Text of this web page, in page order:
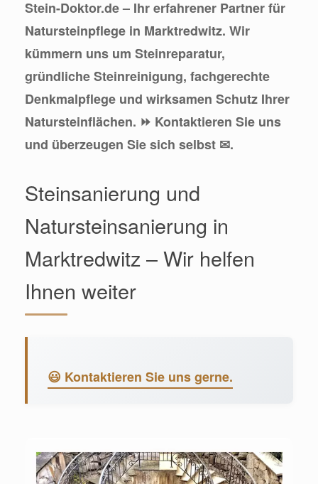
Stein-Doktor.de – Ihr erfahrener Partner für
Natursteinpflege in Marktredwitz. Wir
kümmern uns um Steinreparatur,
gründliche Steinreinigung, fachgerechte
Denkmalpflege und wirksamen Schutz Ihrer
Natursteinflächen. ⏩ Kontaktieren Sie uns
und überzeugen Sie sich selbst ✉.
Steinsanierung und
Natursteinsanierung in
Marktredwitz – Wir helfen
Ihnen weiter
😃 Kontaktieren Sie uns gerne.